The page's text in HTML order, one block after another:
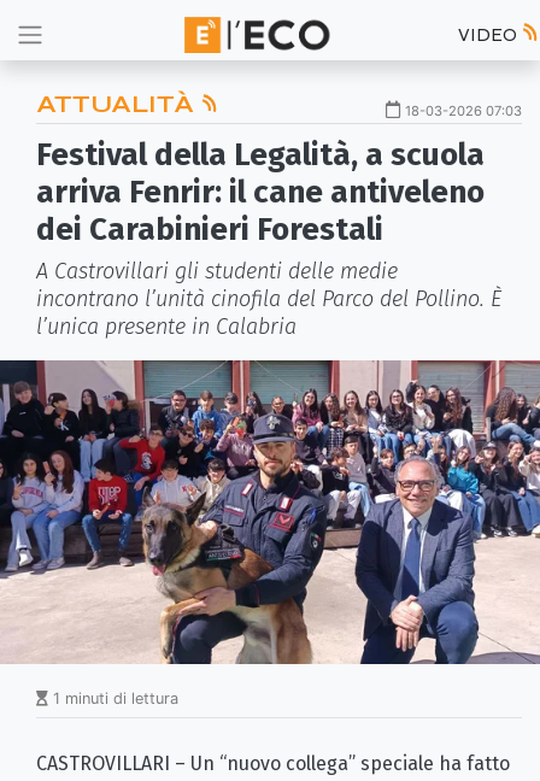
VIDEO
ATTUALITÀ 18-03-2026 07:03
Festival della Legalità, a scuola
arriva Fenrir: il cane antiveleno
dei Carabinieri Forestali
A Castrovillari gli studenti delle medie
incontrano l’unità cinofila del Parco del Pollino. È
l’unica presente in Calabria
1 minuti di lettura
CASTROVILLARI – Un “nuovo collega” speciale ha fatto